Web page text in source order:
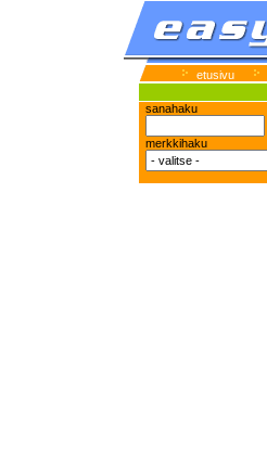
etusivu
sanahaku
merkkihaku